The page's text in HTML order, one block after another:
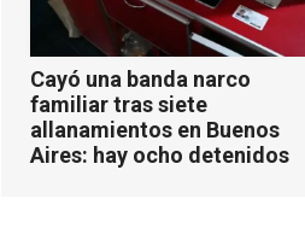
Cayó una banda narco
familiar tras siete
allanamientos en Buenos
Aires: hay ocho detenidos